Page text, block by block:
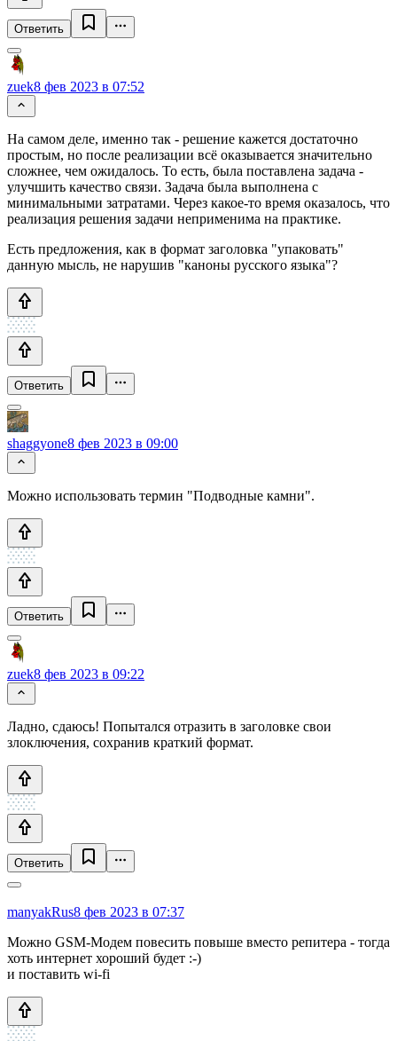
Ответить
zuek8 фев 2023 в 07:52
На самом деле, именно так - решение кажется достаточно
простым, но после реализации всё оказывается значительно
сложнее, чем ожидалось. То есть, была поставлена задача -
улучшить качество связи. Задача была выполнена с
минимальными затратами. Через какое-то время оказалось, что
реализация решения задачи неприменима на практике.
Есть предложения, как в формат заголовка "упаковать"
данную мысль, не нарушив "каноны русского языка"?
Ответить
shaggyone8 фев 2023 в 09:00
Можно использовать термин "Подводные камни".
Ответить
zuek8 фев 2023 в 09:22
Ладно, сдаюсь! Попытался отразить в заголовке свои
злоключения, сохранив краткий формат.
Ответить
manyakRus8 фев 2023 в 07:37
Можно GSM-Модем повесить повыше вместо репитера - тогда
хоть интернет хороший будет :-)
и поставить wi-fi